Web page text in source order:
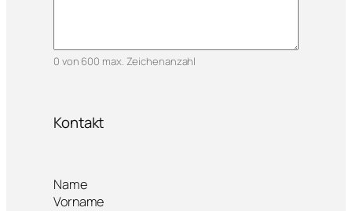
0 von 600 max. Zeichenanzahl
Kontakt
Name
Vorname